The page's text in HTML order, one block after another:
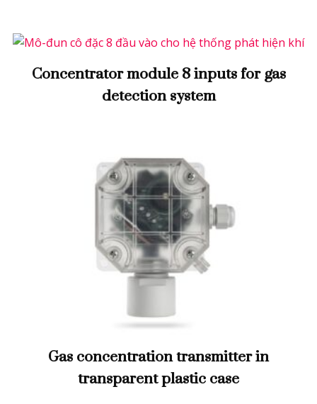
Concentrator module 8 inputs for gas
detection system
Gas concentration transmitter in
transparent plastic case